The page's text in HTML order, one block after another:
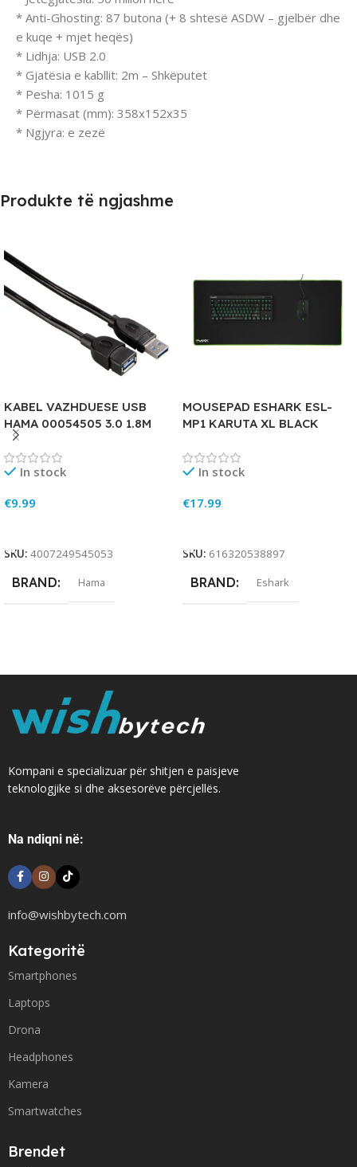
* Anti-Ghosting: 87 butona (+ 8 shtesë ASDW – gjelbër dhe
e kuqe + mjet heqës)
* Lidhja: USB 2.0
* Gjatësia e kabllit: 2m – Shkëputet
* Pesha: 1015 g
* Përmasat (mm): 358x152x35
* Ngjyra: e zezë
Produkte të ngjashme
KABEL VAZHDUESE USB
HAMA 00054505 3.0 1.8M
In stock
€9.99
SKU: 4007249545053
BRAND Hama
MOUSEPAD ESHARK ESL-
MP1 KARUTA XL BLACK
In stock
€17.99
SKU: 616320538897
BRAND Eshark
Kompani e specializuar për shitjen e paisjeve
teknologjike si dhe aksesorëve përcjellës.
Na ndiqni në:
info@wishbytech.com
Kategoritë
Smartphones
Laptops
Drona
Headphones
Kamera
Smartwatches
Brendet